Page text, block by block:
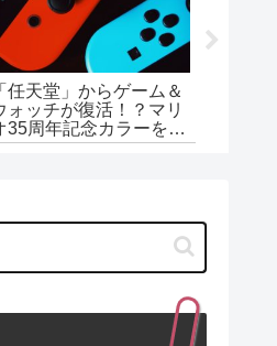
海道静内漁港で釣り！
チカ釣りのポイントと周
施設を紹介